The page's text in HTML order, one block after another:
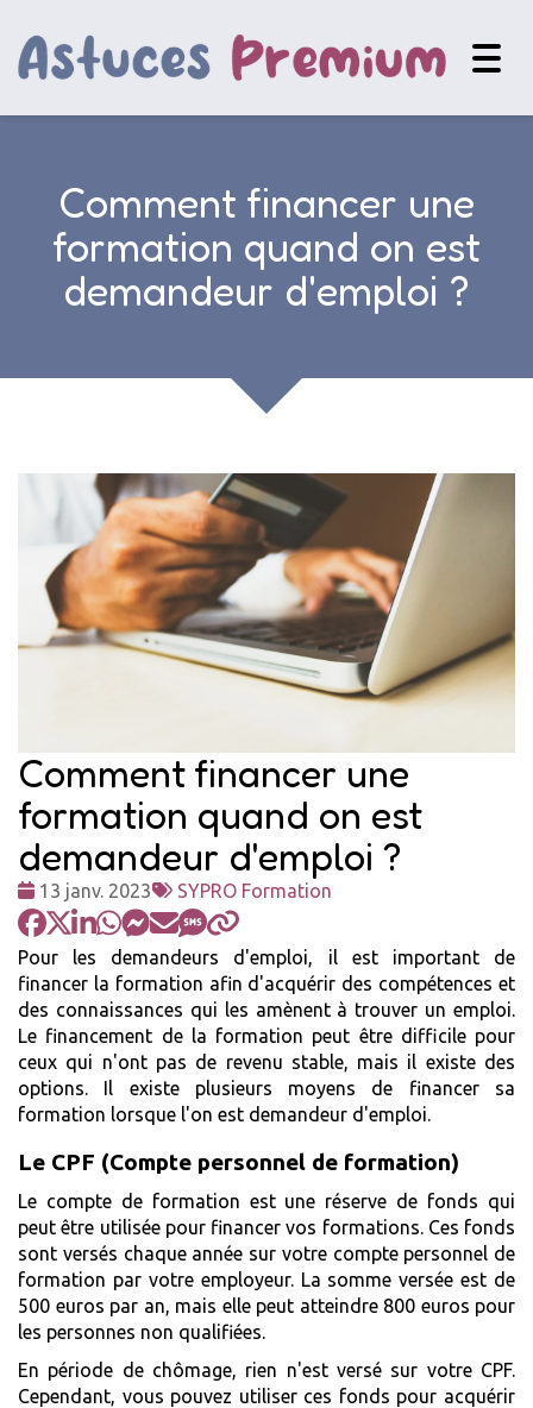
Comment financer une
formation quand on est
demandeur d'emploi ?
Comment financer une
formation quand on est
demandeur d'emploi ?
Date
:
13 janv. 2023
Tags
:
SYPRO Formation
Pour les demandeurs d'emploi, il est important de
financer la formation afin d'acquérir des compétences et
des connaissances qui les amènent à trouver un emploi.
Le financement de la formation peut être difficile pour
ceux qui n'ont pas de revenu stable, mais il existe des
options. Il existe plusieurs moyens de financer sa
formation lorsque l'on est demandeur d'emploi.
Le CPF (Compte personnel de formation)
Le compte de formation est une réserve de fonds qui
peut être utilisée pour financer vos formations. Ces fonds
sont versés chaque année sur votre compte personnel de
formation par votre employeur. La somme versée est de
500 euros par an, mais elle peut atteindre 800 euros pour
les personnes non qualifiées.
En période de chômage, rien n'est versé sur votre CPF.
Cependant, vous pouvez utiliser ces fonds pour acquérir